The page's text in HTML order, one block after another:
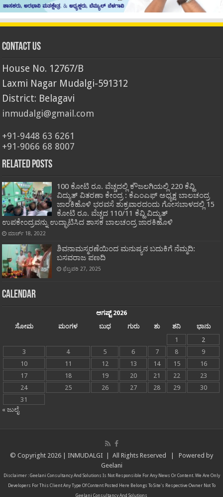
Contact Us
House No. 12767/B
Laxmi Nagar Mudalgi-591312
District: Belagavi
inmudalgi@gmail.com
+91-9448 63 6261
+91-9066 68 8007
Related Posts
100 ಕೋಟಿ ರೂ. ವೆಚ್ಚದಲ್ಲಿ ಕೌಜಲಗಿಯಲ್ಲಿ 220 ಕೆವ್ಹಿ
ವಿದ್ಯುತ್ ವಿತರಣಾ ಕೇಂದ್ರ : ಕೆಎಂಎಫ್ ಅಧ್ಯಕ್ಷ ಬಾಲಚಂದ್ರ
ಜಾರಕಿಹೊಳಿ ಭರವಸೆ ಶುಕ್ರವಾರದಂದು ಗೋಸಬಾಳದಲ್ಲಿ 15
ಕೋಟಿ ರೂ. ವೆಚ್ಚದ 110/11 ಕೆವ್ಹಿ ವಿದ್ಯುತ್
ಉಪಕೇಂದ್ರವನ್ನು ಉದ್ಘಾಟಿಸಿದ ಶಾಸಕ ಬಾಲಚಂದ್ರ ಜಾರಕಿಹೊಳಿ
ಮಾರ್ಚ್ 18, 2022
ಶಿವನಾಮಸ್ಮರಣೆಯಿಂದ ಮನುಷ್ಯನ ಬದುಕಿಗೆ ನೆಮ್ಮದಿ:
ಬಸವರಾಜ ಪಣದಿ
ಫೆಬ್ರವರಿ 27, 2025
Calendar
ಆಗಷ್ಟ್ 2026
ಸೋಮ
ಮಂಗಳ ಬುಧ ಗುರು ಶು ಶನಿ
ಭಾನು
1
2
3
4 5 6 7 8
9
10
11 12 13 14 15
16
17
18 19 20 21 22
23
24
25 26 27 28 29
30
31
« ಜುಲೈ
© Copyright 2026 | INMUDALGI | All Rights Reserved | Powered by
Geelani
Disclaimer : Geelani Consultancy And Solutions Is Not Responsible For Any News Or Content. We Are Only
Developers For This Client Any Type Of Content Posted Here Belongs To Site's Respective Owner Not To
Geelani Consultancy And Solutions